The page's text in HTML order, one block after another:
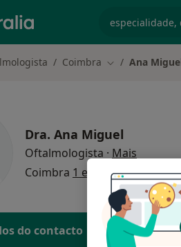
Coimbra Mudar de
Ana
Dra. Ana Miguel
Oftalmologista · Mais
Coimbra 1 endereço
do contacto